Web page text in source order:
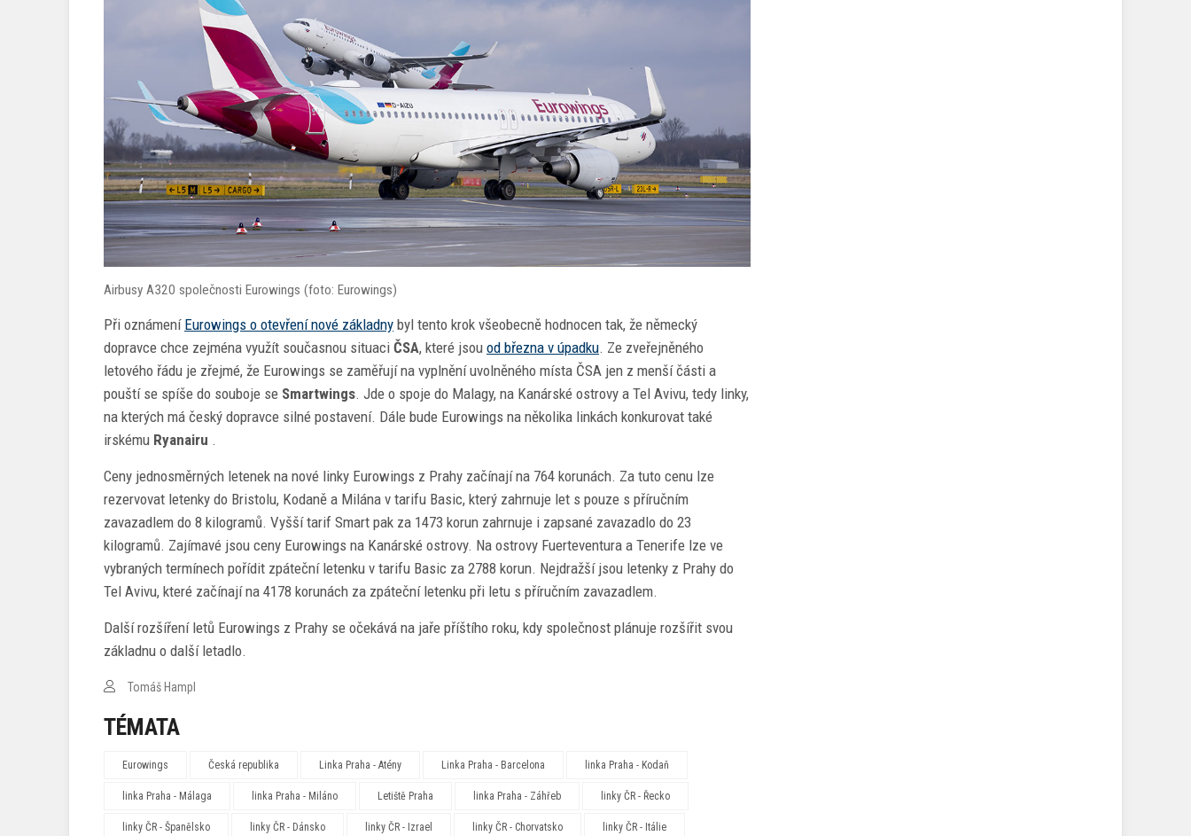
Airbusy A320 společnosti Eurowings (foto: Eurowings)
Při oznámení Eurowings o otevření nové základny byl tento krok všeobecně hodnocen tak, že německý
dopravce chce zejména využít současnou situaci ČSA, které jsou od března v úpadku. Ze zveřejněného
letového řádu je zřejmé, že Eurowings se zaměřují na vyplnění uvolněného místa ČSA jen z menší části a
pouští se spíše do souboje se Smartwings. Jde o spoje do Malagy, na Kanárské ostrovy a Tel Avivu, tedy linky,
na kterých má český dopravce silné postavení. Dále bude Eurowings na několika linkách konkurovat také
irskému Ryanairu .
Ceny jednosměrných letenek na nové linky Eurowings z Prahy začínají na 764 korunách. Za tuto cenu lze
rezervovat letenky do Bristolu, Kodaně a Milána v tarifu Basic, který zahrnuje let s pouze s příručním
zavazadlem do 8 kilogramů. Vyšší tarif Smart pak za 1473 korun zahrnuje i zapsané zavazadlo do 23
kilogramů. Zajímavé jsou ceny Eurowings na Kanárské ostrovy. Na ostrovy Fuerteventura a Tenerife lze ve
vybraných termínech pořídit zpáteční letenku v tarifu Basic za 2788 korun. Nejdražší jsou letenky z Prahy do
Tel Avivu, které začínají na 4178 korunách za zpáteční letenku při letu s příručním zavazadlem.
Další rozšíření letů Eurowings z Prahy se očekává na jaře příštího roku, kdy společnost plánuje rozšířit svou
základnu o další letadlo.
Tomáš Hampl
TÉMATA
Eurowings Česká republika Linka Praha - Atény Linka Praha - Barcelona linka Praha - Kodaň
linka Praha - Málaga linka Praha - Miláno Letiště Praha linka Praha - Záhřeb linky ČR - Řecko
linky ČR - Španělsko linky ČR - Dánsko linky ČR - Izrael linky ČR - Chorvatsko linky ČR - Itálie